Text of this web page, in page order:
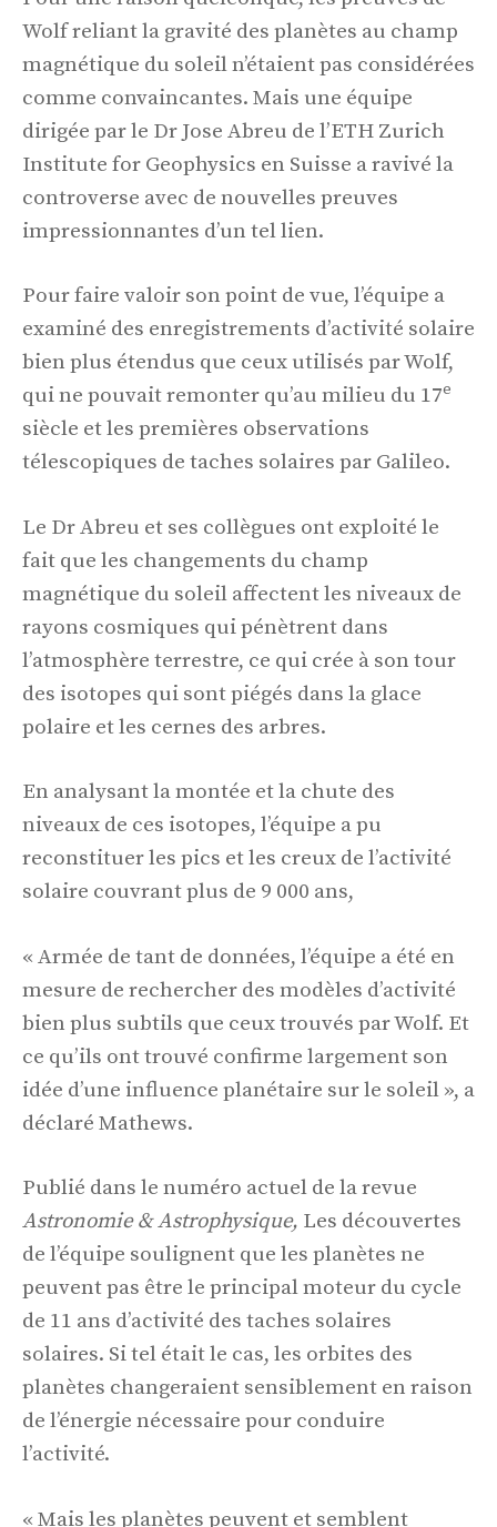
Wolf reliant la gravité des planètes au champ
magnétique du soleil n’étaient pas considérées
comme convaincantes. Mais une équipe
dirigée par le Dr Jose Abreu de l’ETH Zurich
Institute for Geophysics en Suisse a ravivé la
controverse avec de nouvelles preuves
impressionnantes d’un tel lien.
Pour faire valoir son point de vue, l’équipe a
examiné des enregistrements d’activité solaire
bien plus étendus que ceux utilisés par Wolf,
qui ne pouvait remonter qu’au milieu du 17e
siècle et les premières observations
télescopiques de taches solaires par Galileo.
Le Dr Abreu et ses collègues ont exploité le
fait que les changements du champ
magnétique du soleil affectent les niveaux de
rayons cosmiques qui pénètrent dans
l’atmosphère terrestre, ce qui crée à son tour
des isotopes qui sont piégés dans la glace
polaire et les cernes des arbres.
En analysant la montée et la chute des
niveaux de ces isotopes, l’équipe a pu
reconstituer les pics et les creux de l’activité
solaire couvrant plus de 9 000 ans,
« Armée de tant de données, l’équipe a été en
mesure de rechercher des modèles d’activité
bien plus subtils que ceux trouvés par Wolf. Et
ce qu’ils ont trouvé confirme largement son
idée d’une influence planétaire sur le soleil », a
déclaré Mathews.
Publié dans le numéro actuel de la revue
Astronomie & Astrophysique, Les découvertes
de l’équipe soulignent que les planètes ne
peuvent pas être le principal moteur du cycle
de 11 ans d’activité des taches solaires
solaires. Si tel était le cas, les orbites des
planètes changeraient sensiblement en raison
de l’énergie nécessaire pour conduire
l’activité.
« Mais les planètes peuvent et semblent